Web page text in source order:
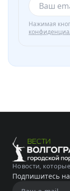
Нажимая
Новости,
Подпишитесь